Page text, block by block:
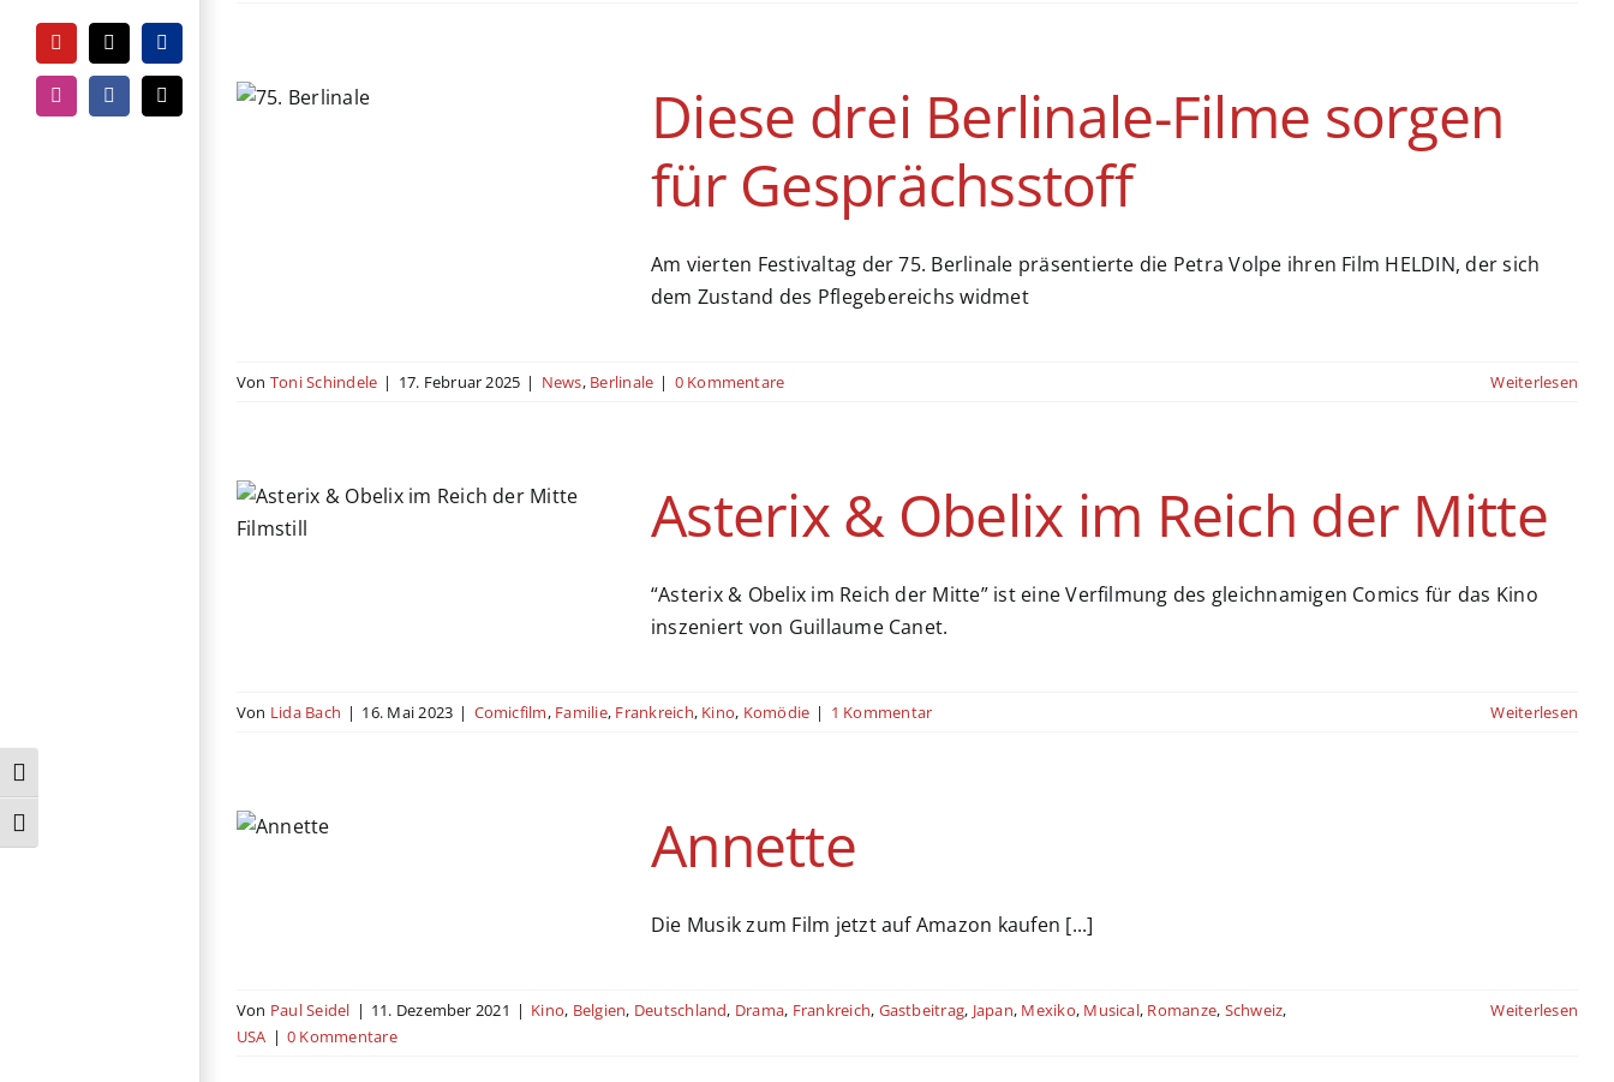
Umschalten auf hohe Kontraste
Schrift vergrößern
YouTubeTiktokPayPal
InstagramFacebook
E-
Mail
Berlinale-Filme
Gesprächsstoff
Diese drei Berlinale-Filme sorgen
für Gesprächsstoff
Am vierten Festivaltag der 75. Berlinale präsentierte die Petra Volpe ihren Film HELDIN, der sich
dem Zustand des Pflegebereichs widmet
Von Toni Schindele | 17. Februar 2025 | News, Berlinale | 0 Kommentare Weiterlesen
Asterix & Obelix im Reich der Mitte
“Asterix & Obelix im Reich der Mitte” ist eine Verfilmung des gleichnamigen Comics für das Kino
inszeniert von Guillaume Canet.
Von Lida Bach | 16. Mai 2023 | Comicfilm, Familie, Frankreich, Kino, Komödie | 1 Kommentar Weiterlesen
Annette
Deutschland Annette
Die Musik zum Film jetzt auf Amazon kaufen [...]
Von Paul Seidel | 11. Dezember 2021 | Kino, Belgien, Deutschland, Drama, Frankreich, Gastbeitrag, Japan, Mexiko, Musical, Romanze, Schweiz,
USA | 0 Kommentare
Weiterlesen